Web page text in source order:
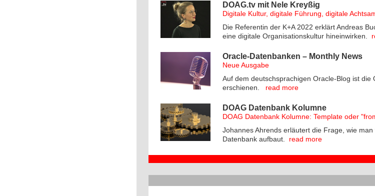
DOAG.tv mit Nele Kreyßig
Digitale Kultur, digitale Führung, digitale
Die Referentin der K+A 2022 erklärt Andreas
eine digitale Organisationskultur hineinwirken.
Oracle-Datenbanken – Monthly News
Neue Ausgabe
Auf dem deutschsprachigen Oracle-Blog ist die
erschienen.
read more
DOAG Datenbank Kolumne
DOAG Datenbank Kolumne: Template oder
Johannes Ahrends erläutert die Frage, wie
Datenbank aufbaut.
read more